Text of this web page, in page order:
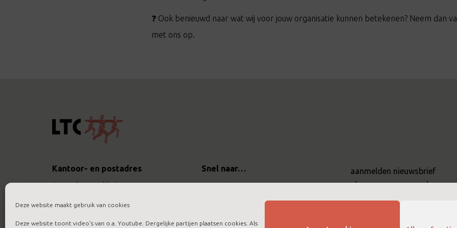
Deze website maakt gebruik van cookies
Deze website toont video's van o.a. Youtube. Dergelijke partijen plaatsen cookies. Als
❓ Ook benieuwd naar wat wij voor jouw organisatie kunnen betekenen? Neem dan
met ons op.
Kantoor- en postadres
Assendorperdijk 1
Snel naar…
contact
aanmelden nieuwsbrief
algemene voorwaarden
cookies
privacybeleid